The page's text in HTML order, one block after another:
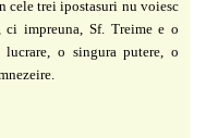
cele trei ipostasuri nu voiesc
ci impreuna, Sf. Treime e o
o singura putere, o